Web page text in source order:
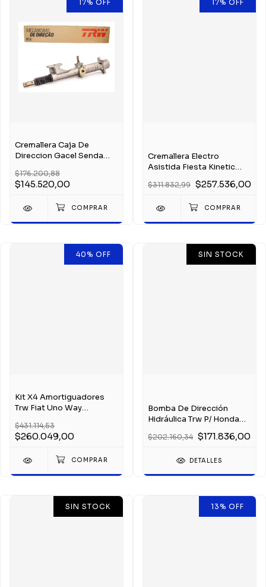
17% OFF
Cremallera Caja De
Direccion Gacel Senda
$176.200,88
$145.520,00
17% OFF
Cremallera Electro
Asistida Fiesta Kinetic
$311.832,99 $257.536,00
40% OFF
Kit X4 Amortiguadores
Trw Fiat Uno Way
$431.114,53
$260.049,00
SIN STOCK
Bomba De Dirección
Hidráulica Trw P/ Honda
$202.160,34 $171.836,00
DETALLES
SIN STOCK 13% OFF